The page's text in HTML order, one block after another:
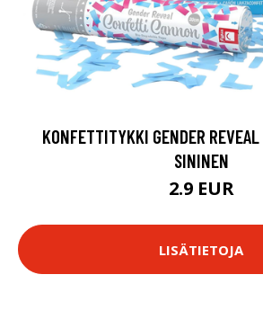
KONFETTITYKKI GENDER
SININEN
2.9 EUR
LISÄTIETOJA